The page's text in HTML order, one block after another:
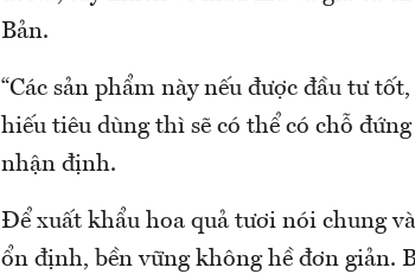
Bản.
“Các sản phẩm này nếu được đầu tư
hiếu tiêu dùng thì sẽ có thể có chỗ
nhận định.
Để xuất khẩu hoa quả tươi nói chung
ổn định, bền vững không hề đơn giản.